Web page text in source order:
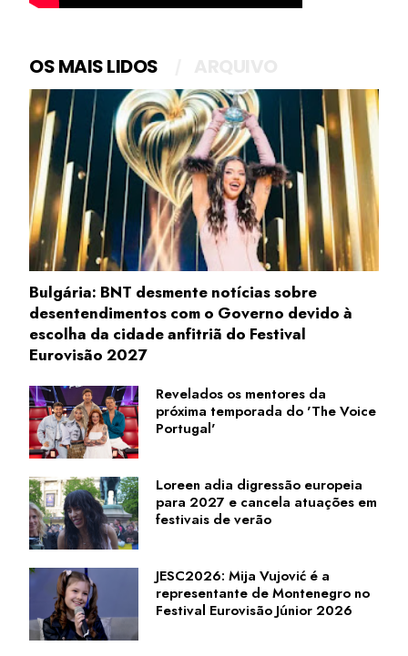
OS MAIS LIDOS
Bulgária: BNT desmente notícias sobre
desentendimentos com o Governo devido à
escolha da cidade anfitriã do Festival
Eurovisão 2027
Revelados os mentores da
próxima temporada do 'The Voice
Portugal'
Loreen adia digressão europeia
para 2027 e cancela atuações em
festivais de verão
JESC2026: Mija Vujović é a
representante de Montenegro no
Festival Eurovisão Júnior 2026